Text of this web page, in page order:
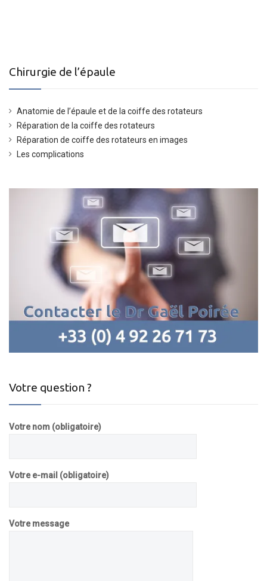
Chirurgie de l’épaule
Anatomie de l’épaule et de la coiffe des rotateurs
Réparation de la coiffe des rotateurs
Réparation de coiffe des rotateurs en images
Les complications
Votre question ?
Votre nom (obligatoire)
Votre e-mail (obligatoire)
Votre message